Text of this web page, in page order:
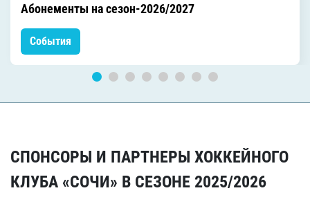
Абонементы на сезон-2026/2027
События
СПОНСОРЫ И ПАРТНЕРЫ ХОККЕЙНОГО
КЛУБА «СОЧИ» В СЕЗОНЕ 2025/2026